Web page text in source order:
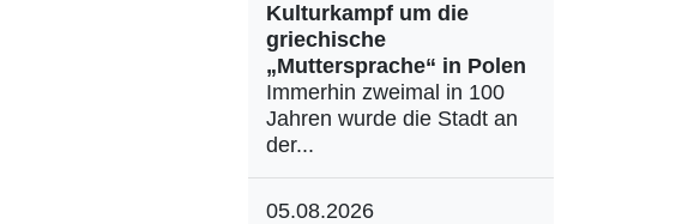
Kulturkampf um die
griechische
„Muttersprache“ in Polen
Immerhin zweimal in 100
Jahren wurde die Stadt an
der...
05.08.2026